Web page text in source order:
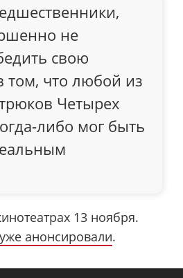
не
свою
том, что любой из
Четырех
либо мог быть
13 ноября.
уже анонсировали.